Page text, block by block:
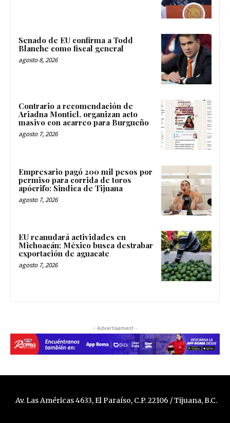
Senado de EU confirma a Todd
Blanche como fiscal general
agosto 8, 2026
Contrario a recomendación de
Ariadna Montiel, organizan acto
masivo con acarreo para Burgueño
agosto 7, 2026
Empresario pagó 200 mil pesos por
permiso para corrida de toros
apócrifo: Sindica de Tijuana
agosto 7, 2026
EU reanudará actividades en
Michoacán; México busca destrabar
exportación de aguacate
agosto 7, 2026
- Advertisement -
Av. Las Américas 4633, El Paraíso, C.P. 22106 / Tijuana, B.C.